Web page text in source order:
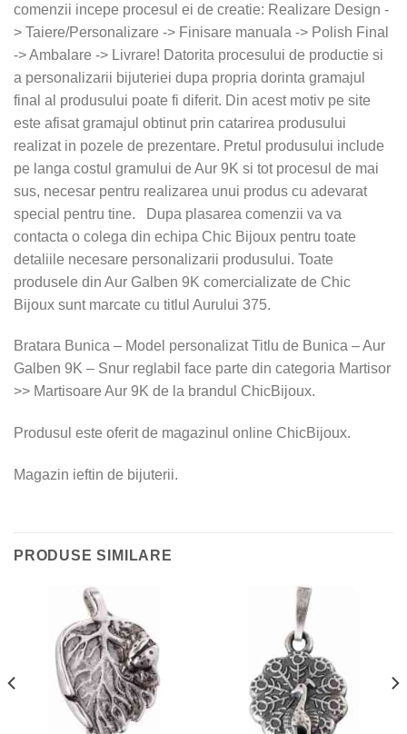
comenzii incepe procesul ei de creatie: Realizare Design -
> Taiere/Personalizare -> Finisare manuala -> Polish Final
-> Ambalare -> Livrare! Datorita procesului de productie si
a personalizarii bijuteriei dupa propria dorinta gramajul
final al produsului poate fi diferit. Din acest motiv pe site
este afisat gramajul obtinut prin catarirea produsului
realizat in pozele de prezentare. Pretul produsului include
pe langa costul gramului de Aur 9K si tot procesul de mai
sus, necesar pentru realizarea unui produs cu adevarat
special pentru tine. Dupa plasarea comenzii va va
contacta o colega din echipa Chic Bijoux pentru toate
detaliile necesare personalizarii produsului. Toate
produsele din Aur Galben 9K comercializate de Chic
Bijoux sunt marcate cu titlul Aurului 375.
Bratara Bunica – Model personalizat Titlu de Bunica – Aur
Galben 9K – Snur reglabil face parte din categoria Martisor
>> Martisoare Aur 9K de la brandul ChicBijoux.
Produsul este oferit de magazinul online ChicBijoux.
Magazin ieftin de bijuterii.
PRODUSE SIMILARE